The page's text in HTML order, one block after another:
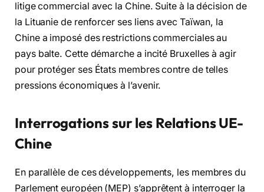
litige commercial avec la Chine. Suite à la décision de
la Lituanie de renforcer ses liens avec Taïwan, la
Chine a imposé des restrictions commerciales au
pays balte. Cette démarche a incité Bruxelles à agir
pour protéger ses États membres contre de telles
pressions économiques à l’avenir.
Interrogations sur les Relations UE-
Chine
En parallèle de ces développements, les membres du
Parlement européen (MEP) s’apprêtent à interroger la